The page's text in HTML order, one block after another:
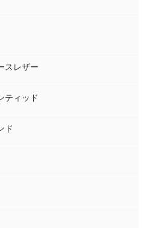
スレザー
ティッド
ド